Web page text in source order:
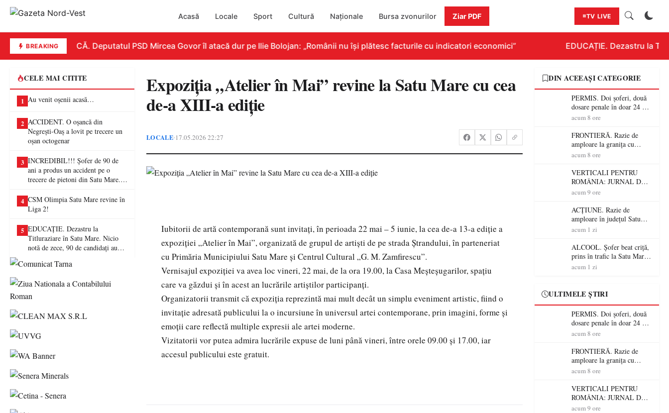
Acasă Locale Sport Cultură Naționale Bursa zvonurilor Ziar PDF TV LIVE
BREAKINGREPLICĂ. Deputatul PSD Mircea Govor îl atacă dur pe Ilie Bolojan: „Românii nu își plătesc facturile cu indicatori economici” EDUCAȚIE. Dezastru la
CELE MAI CITITE
1 Au venit oșenii acasă…
2 ACCIDENT. O oșancă din
Negrești-Oaș a lovit pe trecere un
oșan octogenar
3 INCREDIBIL!!! Șofer de 90 de
ani a produs un accident pe o
trecere de pietoni din Satu Mare. O
4 CSM Olimpia Satu Mare revine în
Liga 2!
5 EDUCAȚIE. Dezastru la
Titluraziare în Satu Mare. Nicio
notă de zece, 90 de candidați au
Expoziția „Atelier în Mai” revine la Satu Mare cu cea
de-a XIII-a ediție
LOCALE•17.05.2026 22:27
Iubitorii de artă contemporană sunt invitați, în perioada 22 mai – 5 iunie, la cea de-a 13-a ediție a
expoziției „Atelier în Mai”, organizată de grupul de artiști de pe strada Ștrandului, în parteneriat
cu Primăria Municipiului Satu Mare și Centrul Cultural „G. M. Zamfirescu”.
Vernisajul expoziției va avea loc vineri, 22 mai, de la ora 19.00, la Casa Meșteșugarilor, spațiu
care va găzdui și în acest an lucrările artiștilor participanți.
Organizatorii transmit că expoziția reprezintă mai mult decât un simplu eveniment artistic, fiind o
invitație adresată publicului la o incursiune în universul artei contemporane, prin imagini, forme și
emoții care reflectă multiple expresii ale artei moderne.
Vizitatorii vor putea admira lucrările expuse de luni până vineri, între orele 09.00 și 17.00, iar
accesul publicului este gratuit.
DIN ACEEAȘI CATEGORIE
PERMIS. Doi șoferi, două
dosare penale în doar 24 de
ore la Petea! Unul avea
nu a avut niciodată permis
acum 8 ore
FRONTIERĂ. Razie de
amploare la granița cu
Ungaria! 800 de persoane și
verificate
acum 8 ore
VERTICALI PENTRU
ROMÂNIA: JURNAL DE
CĂLĂTORIE FIJET
acum 9 ore
ACȚIUNE. Razie de
amploare în județul Satu
Mare! Polițiștii au dat sute
șoferi fără permis într-o
singură zi
acum 1 zi
ALCOOL. Șofer beat criță,
prins în trafic la Satu Mare!
Alcoolemie uriașă
acum 1 zi
ULTIMELE ȘTIRI
PERMIS. Doi șoferi, două
dosare penale în doar 24 de
ore la Petea! Unul avea
nu a avut niciodată permis
acum 8 ore
FRONTIERĂ. Razie de
amploare la granița cu
Ungaria! 800 de persoane și
verificate
acum 8 ore
VERTICALI PENTRU
ROMÂNIA: JURNAL DE
CĂLĂTORIE FIJET
acum 9 ore